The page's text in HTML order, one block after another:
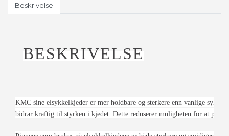
Beskrivelse
BESKRIVELSE
KMC sine elsykkelkjeder er mer holdbare og sterkere enn vanlige
bidrar kraftig til styrken i kjedet. Dette reduserer muligheten for at